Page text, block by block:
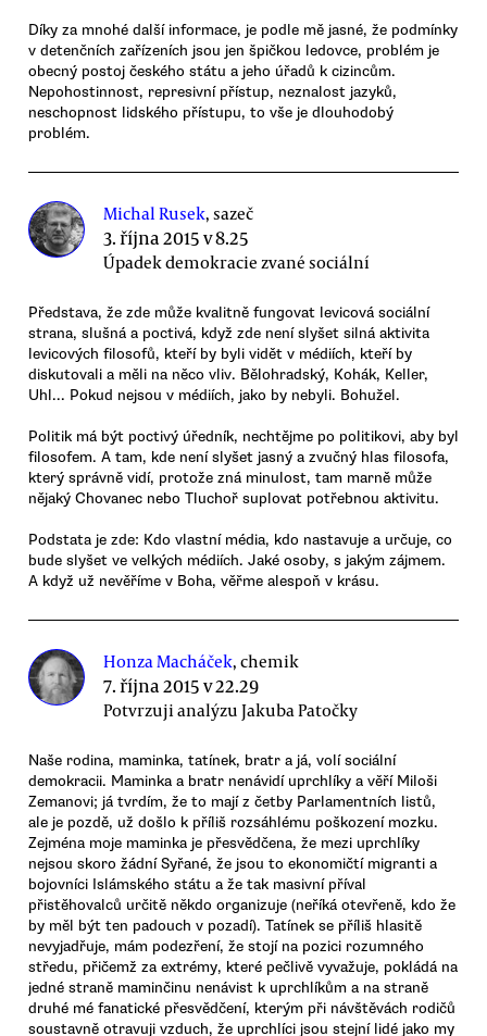
Díky za mnohé další informace, je podle mě jasné, že podmínky
v detenčních zařízeních jsou jen špičkou ledovce, problém je
obecný postoj českého státu a jeho úřadů k cizincům.
Nepohostinnost, represivní přístup, neznalost jazyků,
neschopnost lidského přístupu, to vše je dlouhodobý
problém.
Michal Rusek, sazeč
3. října 2015 v 8.25
Úpadek demokracie zvané sociální
Představa, že zde může kvalitně fungovat levicová sociální
strana, slušná a poctivá, když zde není slyšet silná aktivita
levicových filosofů, kteří by byli vidět v médiích, kteří by
diskutovali a měli na něco vliv. Bělohradský, Kohák, Keller,
Uhl... Pokud nejsou v médiích, jako by nebyli. Bohužel.
Politik má být poctivý úředník, nechtějme po politikovi, aby byl
filosofem. A tam, kde není slyšet jasný a zvučný hlas filosofa,
který správně vidí, protože zná minulost, tam marně může
nějaký Chovanec nebo Tluchoř suplovat potřebnou aktivitu.
Podstata je zde: Kdo vlastní média, kdo nastavuje a určuje, co
bude slyšet ve velkých médiích. Jaké osoby, s jakým zájmem.
A když už nevěříme v Boha, věřme alespoň v krásu.
Honza Macháček, chemik
7. října 2015 v 22.29
Potvrzuji analýzu Jakuba Patočky
Naše rodina, maminka, tatínek, bratr a já, volí sociální
demokracii. Maminka a bratr nenávidí uprchlíky a věří Miloši
Zemanovi; já tvrdím, že to mají z četby Parlamentních listů,
ale je pozdě, už došlo k příliš rozsáhlému poškození mozku.
Zejména moje maminka je přesvědčena, že mezi uprchlíky
nejsou skoro žádní Syřané, že jsou to ekonomičtí migranti a
bojovníci Islámského státu a že tak masivní příval
přistěhovalců určitě někdo organizuje (neříká otevřeně, kdo že
by měl být ten padouch v pozadí). Tatínek se příliš hlasitě
nevyjadřuje, mám podezření, že stojí na pozici rozumného
středu, přičemž za extrémy, které pečlivě vyvažuje, pokládá na
jedné straně maminčinu nenávist k uprchlíkům a na straně
druhé mé fanatické přesvědčení, kterým při návštěvách rodičů
soustavně otravuji vzduch, že uprchlíci jsou stejní lidé jako my